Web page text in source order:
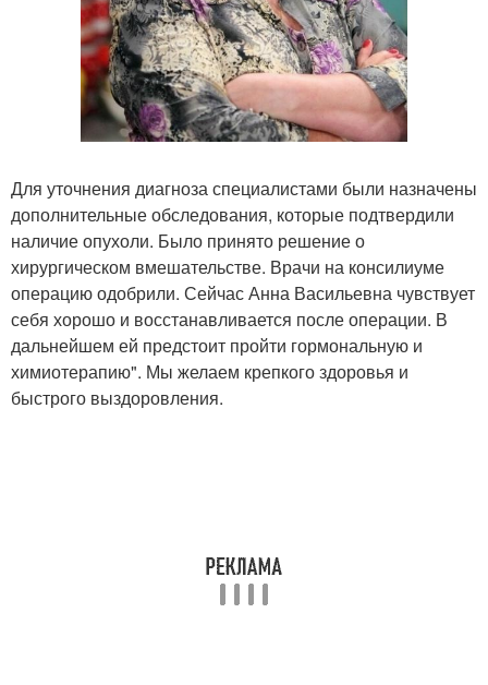
Для уточнения диагноза специалистами были назначены
дополнительные обследования, которые подтвердили
наличие опухоли. Было принято решение о
хирургическом вмешательстве. Врачи на консилиуме
операцию одобрили. Сейчас Анна Васильевна чувствует
себя хорошо и восстанавливается после операции. В
дальнейшем ей предстоит пройти гормональную и
химиотерапию". Мы желаем крепкого здоровья и
быстрого выздоровления.